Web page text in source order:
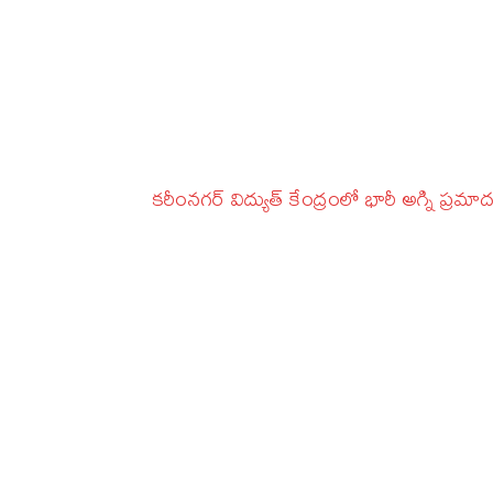
కరీంనగర్‌ విద్యుత్‌ కేంద్రంలో భారీ అగ్ని